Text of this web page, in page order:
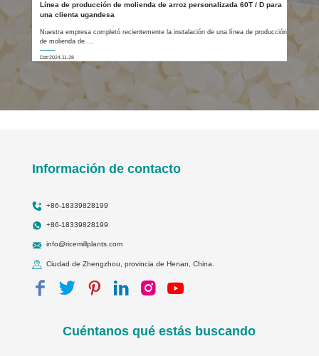
Línea de producción de molienda de arroz personalizada 60T / D para
una clienta ugandesa
Nuestra empresa completó recientemente la instalación de una línea de producción
de molienda de ...
Dat:2024.11.28
Información de contacto
+86-18339828199
+86-18339828199
info@ricemillplants.com
Ciudad de Zhengzhou, provincia de Henan, China.
Cuéntanos qué estás buscando